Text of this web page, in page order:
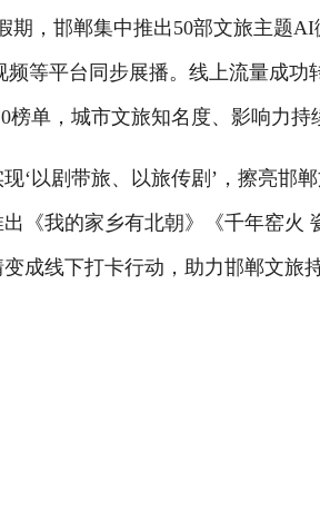
，邯郸集中推出50部文旅主题AI
频等平台同步展播。线上流量成功
单，城市文旅知名度、影响力持
以剧带旅、以旅传剧’，擦亮邯
《我的家乡有北朝》《千年窑火
成线下打卡行动，助力邯郸文旅